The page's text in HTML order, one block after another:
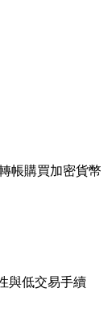
帳購買加密貨幣
與低交易手續